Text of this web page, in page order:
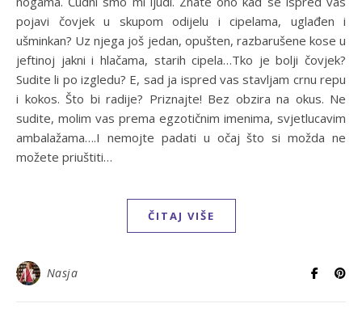
pojavi čovjek u skupom odijelu i cipelama, uglađen i
ušminkan? Uz njega još jedan, opušten, razbarušene kose u
jeftinoj jakni i hlačama, starih cipela…Tko je bolji čovjek?
Sudite li po izgledu? E, sad ja ispred vas stavljam crnu repu
i kokos. Što bi radije? Priznajte! Bez obzira na okus. Ne
sudite, molim vas prema egzotičnim imenima, svjetlucavim
ambalažama….I nemojte padati u očaj što si možda ne
možete priuštiti…
ČITAJ VIŠE
Nasja